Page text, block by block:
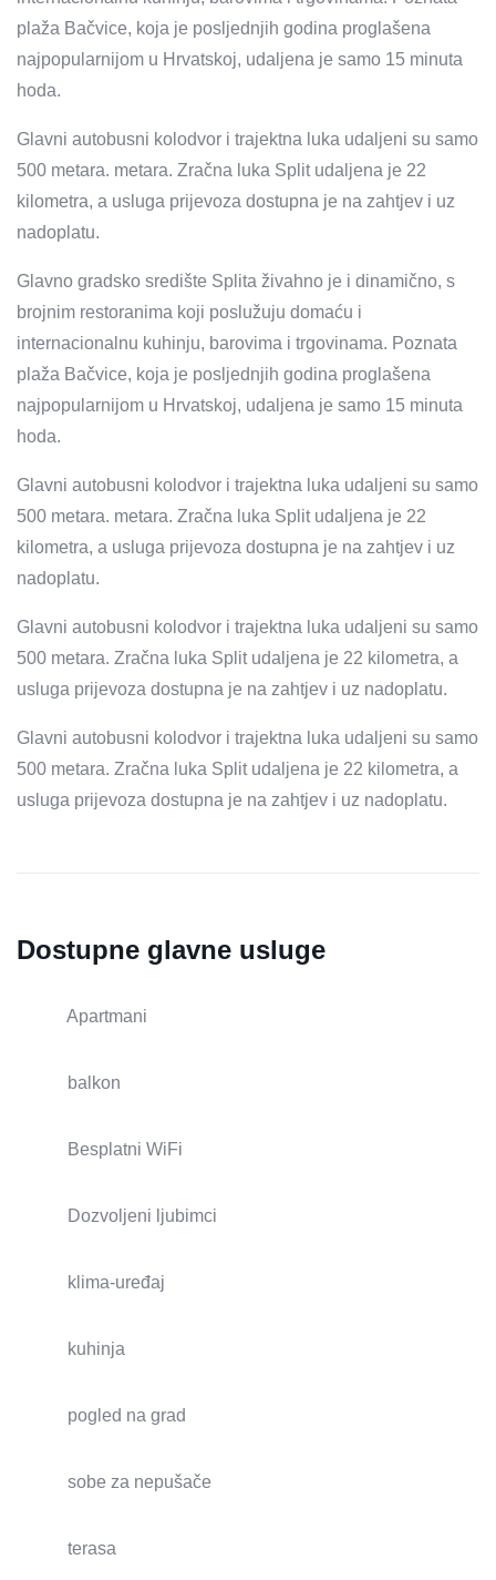
plaža Bačvice, koja je posljednjih godina proglašena
najpopularnijom u Hrvatskoj, udaljena je samo 15 minuta
hoda.
Glavni autobusni kolodvor i trajektna luka udaljeni su samo
500 metara. metara. Zračna luka Split udaljena je 22
kilometra, a usluga prijevoza dostupna je na zahtjev i uz
nadoplatu.
Glavno gradsko središte Splita živahno je i dinamično, s
brojnim restoranima koji poslužuju domaću i
internacionalnu kuhinju, barovima i trgovinama. Poznata
plaža Bačvice, koja je posljednjih godina proglašena
najpopularnijom u Hrvatskoj, udaljena je samo 15 minuta
hoda.
Glavni autobusni kolodvor i trajektna luka udaljeni su samo
500 metara. metara. Zračna luka Split udaljena je 22
kilometra, a usluga prijevoza dostupna je na zahtjev i uz
nadoplatu.
Glavni autobusni kolodvor i trajektna luka udaljeni su samo
500 metara. Zračna luka Split udaljena je 22 kilometra, a
usluga prijevoza dostupna je na zahtjev i uz nadoplatu.
Glavni autobusni kolodvor i trajektna luka udaljeni su samo
500 metara. Zračna luka Split udaljena je 22 kilometra, a
usluga prijevoza dostupna je na zahtjev i uz nadoplatu.
Dostupne glavne usluge
Apartmani
balkon
Besplatni WiFi
Dozvoljeni ljubimci
klima-uređaj
kuhinja
pogled na grad
sobe za nepušače
terasa